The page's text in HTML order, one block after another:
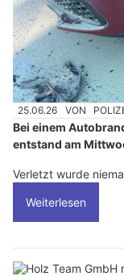
25.06.26 VON
Bei einem
entstand am
Verletzt wurde
Weiterlesen